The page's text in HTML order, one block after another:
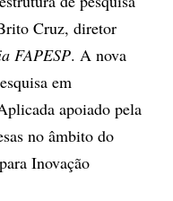
Cruz, diretor
FAPESP. A nova
em
apoiado pela
no âmbito do
Inovação